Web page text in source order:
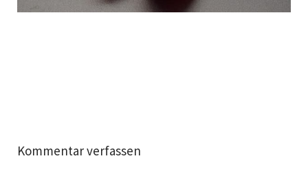
Kommentar verfassen